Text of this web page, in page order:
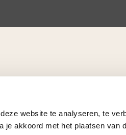
website te analyseren, te
je akkoord met het plaatsen van